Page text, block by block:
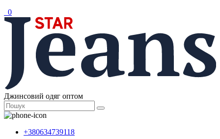
0
Джинсовий одяг оптом
+380634739118